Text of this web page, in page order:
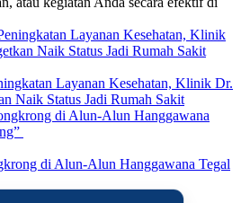
Layanan Kesehatan, Klinik Dr.
Naik Status Jadi Rumah Sakit
di Alun-Alun Hanggawana Tegal